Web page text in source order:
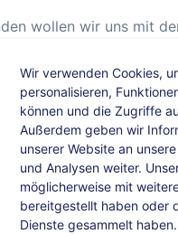
wollen wir uns mit
und
Wir verwenden Cookies,
personalisieren,
können und die Zugriffe
Außerdem geben wir
unserer Website an
und Analysen weiter.
möglicherweise mit
bereitgestellt haben oder
Dienste gesammelt